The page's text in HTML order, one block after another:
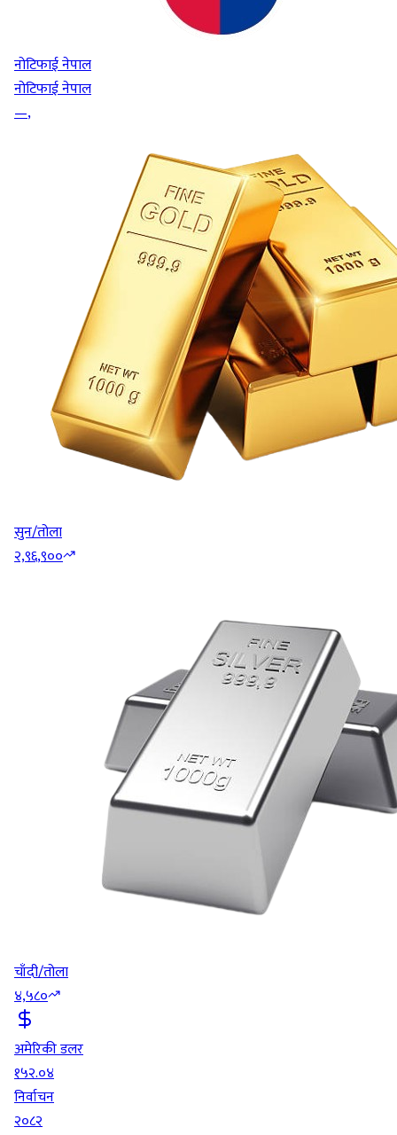
नोटिफाई नेपाल
नोटिफाई नेपाल
—,
सुन/तोला
२,९६,९००
चाँदी/तोला
४,५८०
अमेरिकी डलर
१५२.०४
निर्वाचन
२०८२